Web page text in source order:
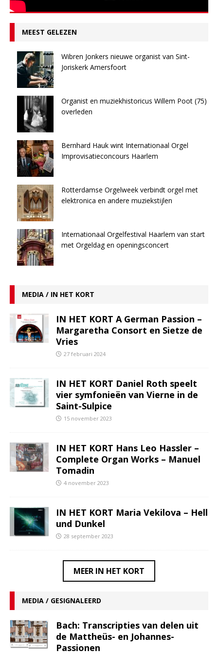
MEEST GELEZEN
Wibren Jonkers nieuwe organist van Sint-
Joriskerk Amersfoort
Organist en muziekhistoricus Willem Poot (75)
overleden
Bernhard Hauk wint Internationaal Orgel
Improvisatieconcours Haarlem
Rotterdamse Orgelweek verbindt orgel met
elektronica en andere muziekstijlen
Internationaal Orgelfestival Haarlem van start
met Orgeldag en openingsconcert
MEDIA / IN HET KORT
IN HET KORT A German Passion –
Margaretha Consort en Sietze de
Vries
27 februari 2024
IN HET KORT Daniel Roth speelt
vier symfonieën van Vierne in de
Saint-Sulpice
15 november 2023
IN HET KORT Hans Leo Hassler –
Complete Organ Works – Manuel
Tomadin
4 november 2023
IN HET KORT Maria Vekilova – Hell
und Dunkel
28 september 2023
MEER IN HET KORT
MEDIA / GESIGNALEERD
Bach: Transcripties van delen uit
de Mattheüs- en Johannes-
Passionen